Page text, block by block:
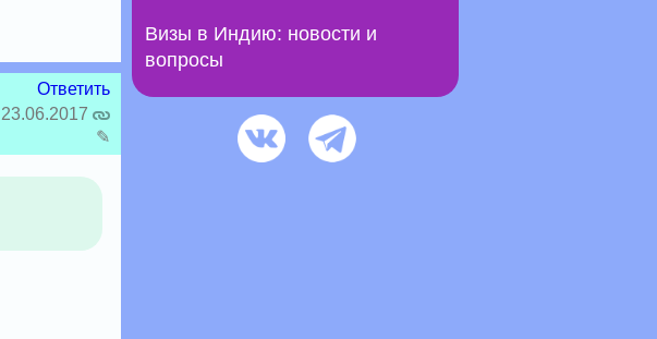
Ответить
23.06.2017
✎
Визы в Индию: новости и
вопросы